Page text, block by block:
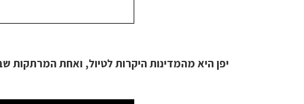
יפן היא מהמדינות היקרות לטיול, ואחת המרתקות